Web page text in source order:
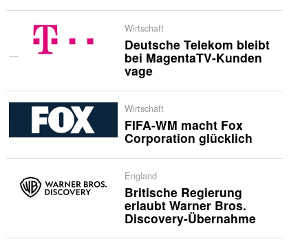
Wirtschaft
Deutsche Telekom bleibt
bei MagentaTV-Kunden
vage
Wirtschaft
FIFA-WM macht Fox
Corporation glücklich
England
Britische Regierung
erlaubt Warner Bros.
Discovery-Übernahme